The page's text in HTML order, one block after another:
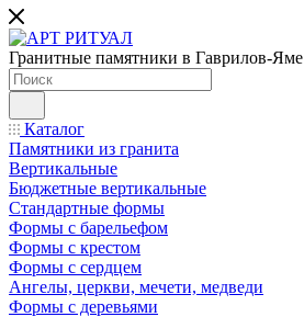
Гранитные памятники в Гаврилов-Яме
Каталог
Памятники из гранита
Вертикальные
Бюджетные вертикальные
Стандартные формы
Формы с барельефом
Формы с крестом
Формы с сердцем
Ангелы, церкви, мечети, медведи
Формы с деревьями